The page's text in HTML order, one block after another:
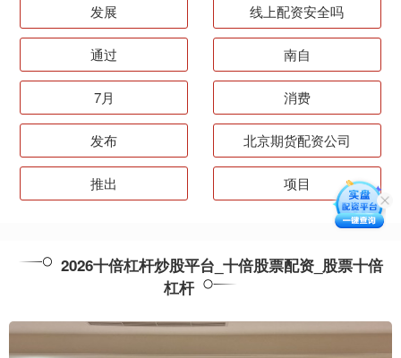
发展 线上配资安全吗
通过 南自
7月 消费
发布 北京期货配资公司
推出 项目
2026十倍杠杆炒股平台_十倍股票配资_股票十倍
杠杆